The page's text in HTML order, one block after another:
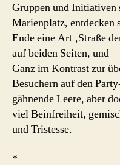
Gruppen und Initiativen
Marienplatz,
Ende eine Art ‚Straße
auf beiden Seiten, und
Ganz im Kontrast zur
Besuchern auf den
gähnende Leere, aber
viel Beinfreiheit,
und Tristesse.
*